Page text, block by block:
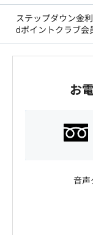
ステップダウン金
dポイントクラブ
お
音声